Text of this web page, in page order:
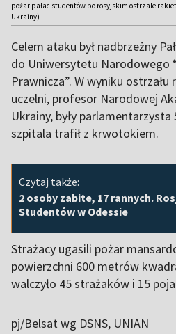
pożar pałac studentów po rosyjskim ostrzale
Ukrainy)
Celem ataku był nadbrzeżny
do Uniwersytetu Narodowego
Prawnicza”. W wyniku
uczelni, profesor Narodowej
Ukrainy, były parlamentarzysta
szpitala trafił z krwotokiem.
Czytaj także:
2 osoby zabite, 17 rannych.
Studentów w Odessie
Strażacy ugasili pożar
powierzchni 600 metrów
walczyło 45 strażaków i 15
pj/Belsat wg DSNS, UNIAN